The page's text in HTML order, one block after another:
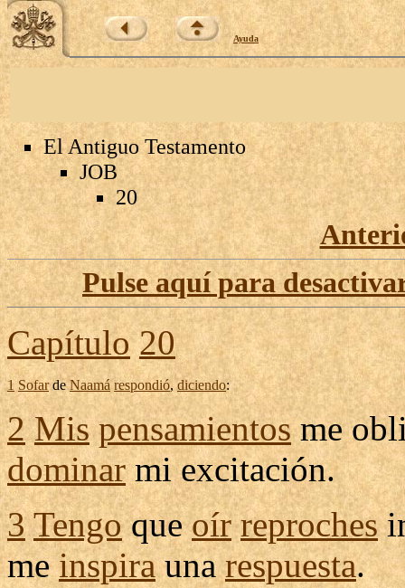
Ayuda
El Antiguo Testamento
JOB
20
Pulse aquí para
Capítulo 20
1 SofardeNaamá respondió,diciendo:
2 Mis pensamientosme
dominarmiexcitación.
3 Tengoqueoír reproches
meinspiraunarespuesta.